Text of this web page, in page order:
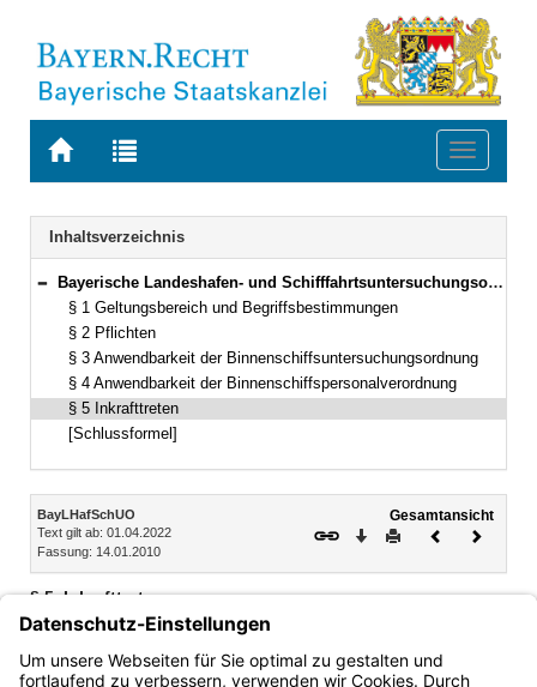
Zur
BAYERN.RECHT
Zur
letzten
Suche
Toggle
Navigation
Inhaltsverzeichnis
Bereich reduzieren
Bayerische Landeshafen- und Schifffahrtsuntersuchungsordnung (BayLHafSchUO) Vom 14. Januar 2010 (GVBl. S. 47) BayRS 95-6-B (§§ 1–5)
§ 1 Geltungsbereich und Begriffsbestimmungen
§ 2 Pflichten
§ 3 Anwendbarkeit der Binnenschiffsuntersuchungsordnung
§ 4 Anwendbarkeit der Binnenschiffspersonalverordnung
§ 5 Inkrafttreten
[Schlussformel]
Inhalt
BayLHafSchUO
Text gilt ab: 01.04.2022
Fassung: 14.01.2010
Gesamtansicht
Download
DruckenVorheriges
§ 5 Inkrafttreten
Diese Verordnung tritt am 1. Februar 2010 in Kraft.